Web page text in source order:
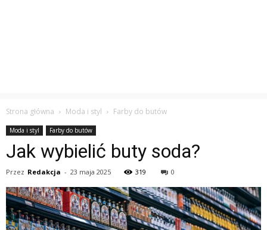
Strona główna Moda i styl Farby do butów
Moda i styl Farby do butów
Jak wybielić buty soda?
Przez Redakcja - 23 maja 2025 319 0